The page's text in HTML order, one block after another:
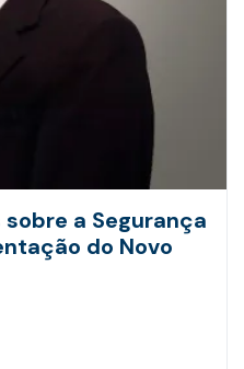
sobre a Segurança
do Novo